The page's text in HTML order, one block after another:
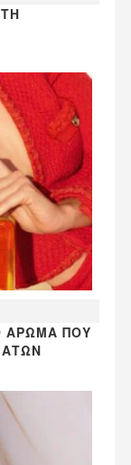
ΆΡΩΜΑ ΠΟΥ